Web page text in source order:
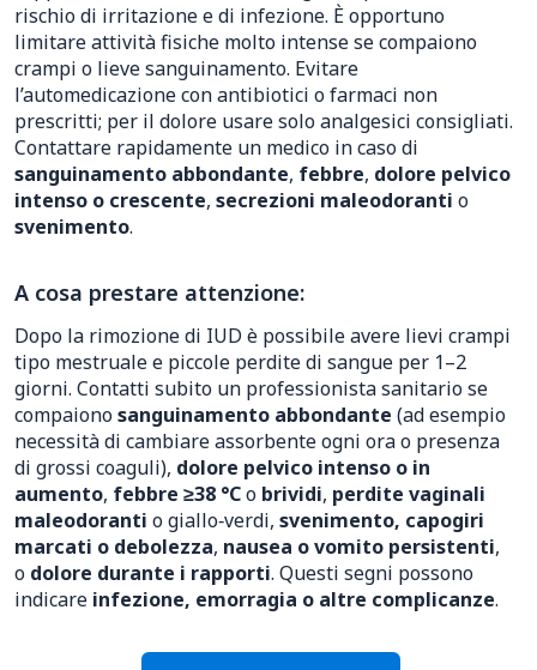
rischio di irritazione e di infezione. È opportuno
limitare attività fisiche molto intense se compaiono
crampi o lieve sanguinamento. Evitare
l’automedicazione con antibiotici o farmaci non
prescritti; per il dolore usare solo analgesici consigliati.
Contattare rapidamente un medico in caso di
sanguinamento abbondante, febbre, dolore pelvico
intenso o crescente, secrezioni maleodoranti o
svenimento.
A cosa prestare attenzione:
Dopo la rimozione di IUD è possibile avere lievi crampi
tipo mestruale e piccole perdite di sangue per 1–2
giorni. Contatti subito un professionista sanitario se
compaionosanguinamento abbondante (ad esempio
necessità di cambiare assorbente ogni ora o presenza
di grossi coaguli), dolore pelvico intenso o in
aumento, febbre ≥38 °Co brividi, perdite vaginali
maleodoranti o giallo‑verdi, svenimento, capogiri
marcati o debolezza, nausea o vomito persistenti,
o dolore durante i rapporti. Questi segni possono
indicare infezione, emorragia o altre complicanze.